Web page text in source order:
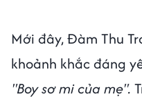
Mới đây, Đàm Thu
khoảnh khắc đáng
"Boy sơ mi của mẹ".